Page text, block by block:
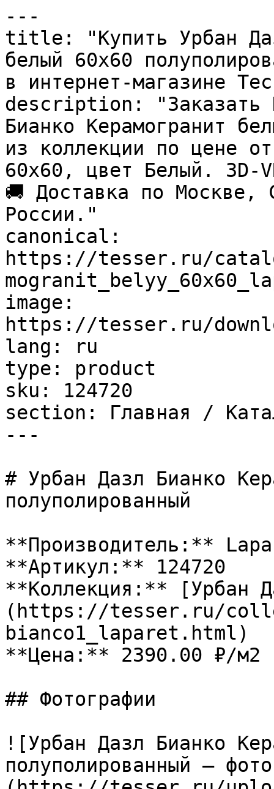
---
title: "Купить Урбан
белый 60х60
в интернет-магазине
description: "Заказать
Бианко Керамогранит
из коллекции по цене
60x60, цвет Белый. 3D-
🚚 Доставка по Москве,
России."
canonical:
https://tesser.ru/
image:
https://tesser.ru/
lang: ru
type: product
sku: 124720
section: Главная /
---
# Урбан Дазл Бианко
полуполированный
**Производитель:**
**Артикул:** 124720
**Коллекция:** [Урбан
(https://tesser.ru/
bianco1_laparet.html)
**Цена:** 2390.00 ₽/м2
## Фотографии
![Урбан Дазл Бианко
полуполированный —